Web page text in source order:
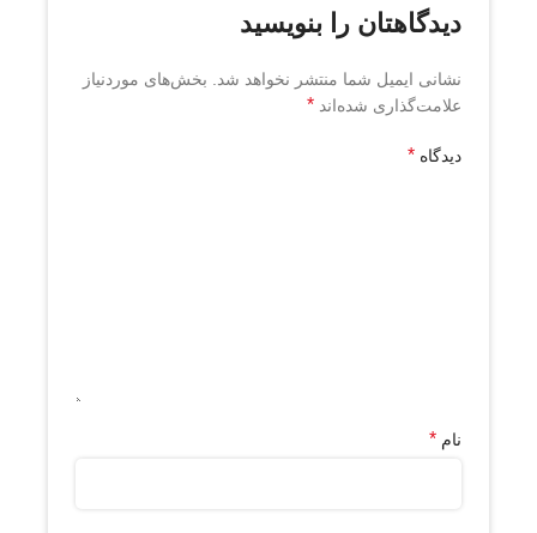
دیدگاهتان را بنویسید
نشانی ایمیل شما منتشر نخواهد شد.
بخش‌های موردنیاز
علامت‌گذاری شده‌اند *
دیدگاه *
نام *